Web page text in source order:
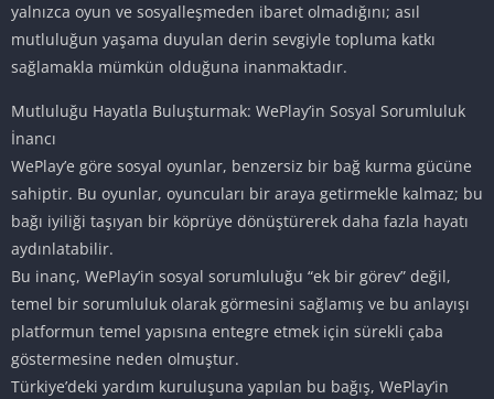
yalnızca oyun ve sosyalleşmeden ibaret olmadığını; asıl
mutluluğun yaşama duyulan derin sevgiyle topluma katkı
sağlamakla mümkün olduğuna inanmaktadır.
Mutluluğu Hayatla Buluşturmak: WePlay’in Sosyal Sorumluluk
İnancı
WePlay’e göre sosyal oyunlar, benzersiz bir bağ kurma gücüne
sahiptir. Bu oyunlar, oyuncuları bir araya getirmekle kalmaz; bu
bağı iyiliği taşıyan bir köprüye dönüştürerek daha fazla hayatı
aydınlatabilir.
Bu inanç, WePlay’in sosyal sorumluluğu “ek bir görev” değil,
temel bir sorumluluk olarak görmesini sağlamış ve bu anlayışı
platformun temel yapısına entegre etmek için sürekli çaba
göstermesine neden olmuştur.
Türkiye’deki yardım kuruluşuna yapılan bu bağış, WePlay’in